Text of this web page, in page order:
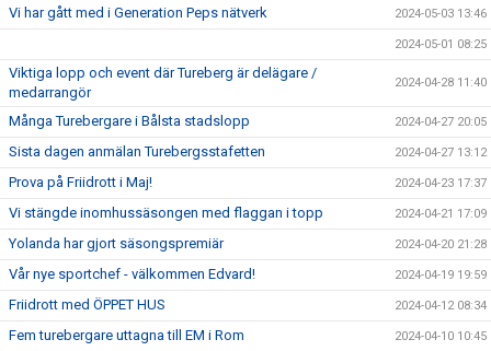
Vi har gått med i Generation Peps nätverk 2024-05-03 13:46
2024-05-01 08:25
Viktiga lopp och event där Tureberg är delägare /
medarrangör
2024-04-28 11:40
Många Turebergare i Bålsta stadslopp 2024-04-27 20:05
Sista dagen anmälan Turebergsstafetten 2024-04-27 13:12
Prova på Friidrott i Maj! 2024-04-23 17:37
Vi stängde inomhussäsongen med flaggan i topp 2024-04-21 17:09
Yolanda har gjort säsongspremiär 2024-04-20 21:28
Vår nye sportchef - välkommen Edvard! 2024-04-19 19:59
Friidrott med ÖPPET HUS 2024-04-12 08:34
Fem turebergare uttagna till EM i Rom 2024-04-10 10:45